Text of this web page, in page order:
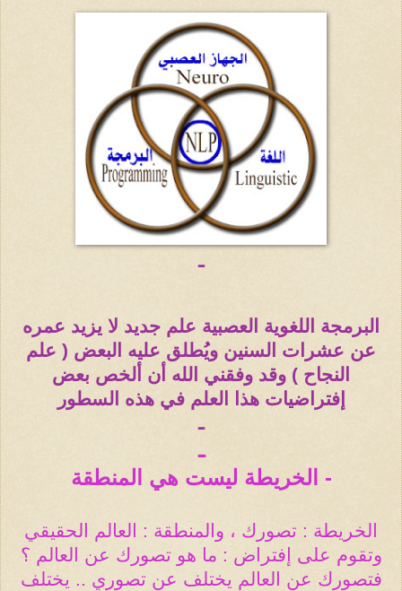
ـ
البرمجة اللغوية العصبية علم جديد لا يزيد عمره
عن عشرات السنين ويُطلق عليه البعض ( علم
النجاح ) وقد وفقني الله أن ألخص بعض
إفتراضيات هذا العلم في هذه السطور
ـ
ـ
- الخريطة ليست هي المنطقة
الخريطة : تصورك ، والمنطقة : العالم الحقيقي
وتقوم على إفتراض : ما هو تصورك عن العالم ؟
فتصورك عن العالم يختلف عن تصوري .. يختلف